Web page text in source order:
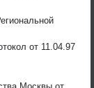
от 11.04.97
Москвы от